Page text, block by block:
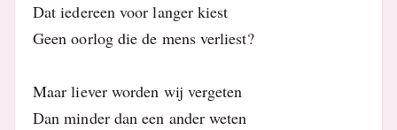
Dat iedereen voor langer kiest
Geen oorlog die de mens verliest?
Maar liever worden wij vergeten
Dan minder dan een ander weten